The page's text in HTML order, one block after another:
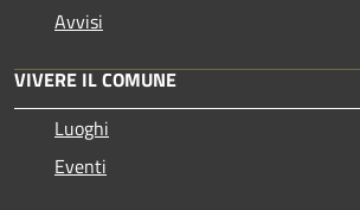
Avvisi
VIVERE IL COMUNE
Luoghi
Eventi